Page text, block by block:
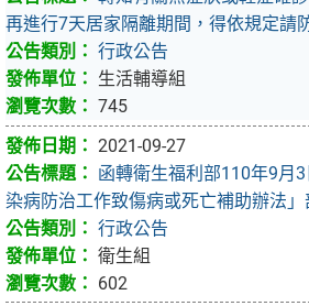
再進行7天居家隔離期間，得依規定請
行政公告
生活輔導組
745
2021-09-27
函轉衛生福利部110年9月
染病防治工作致傷病或死亡補助辦法
行政公告
衛生組
602